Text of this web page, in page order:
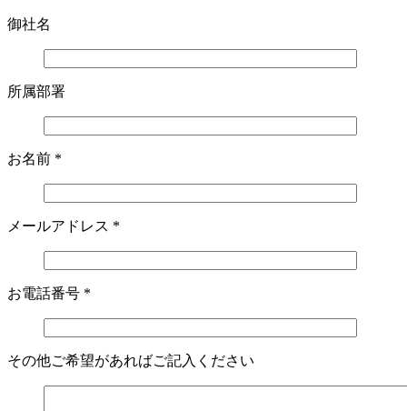
御社名
所属部署
お名前 *
メールアドレス *
お電話番号 *
その他ご希望があればご記入ください